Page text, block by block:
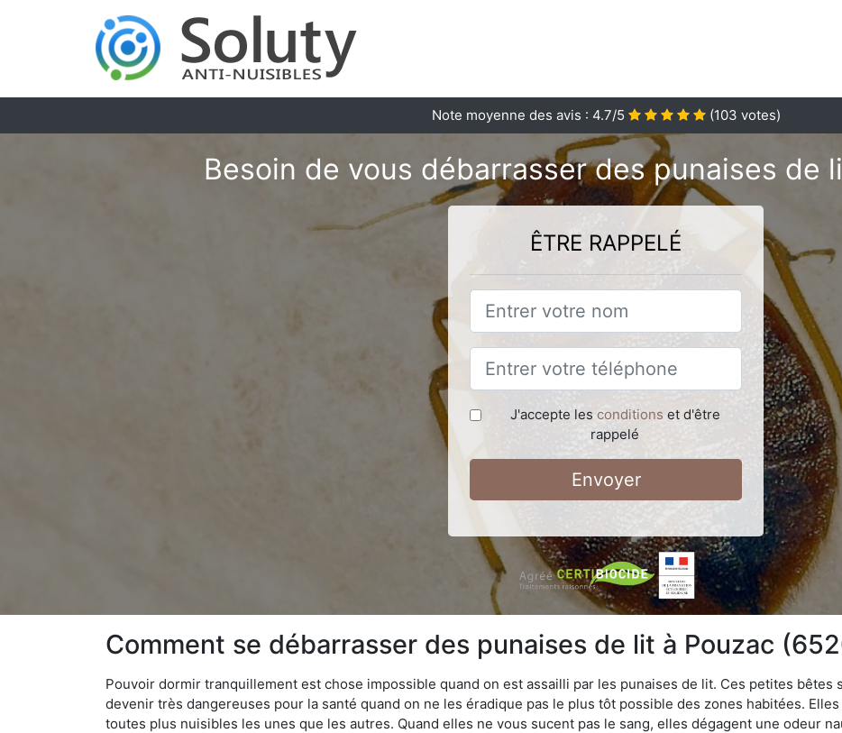
Note moyenne des avis : 4.7/5 (103 votes)
Besoin de vous débarrasser des punaises de
ÊTRE RAPPELÉ
J'accepte les conditions et d'être
rappelé
Envoyer
Comment se débarrasser des punaises de lit à Pouzac
Pouvoir dormir tranquillement est chose impossible quand on est assailli par les punaises de lit. Ces petites
devenir très dangereuses pour la santé quand on ne les éradique pas le plus tôt possible des zones habitées.
toutes plus nuisibles les unes que les autres. Quand elles ne vous sucent pas le sang, elles dégagent une odeur